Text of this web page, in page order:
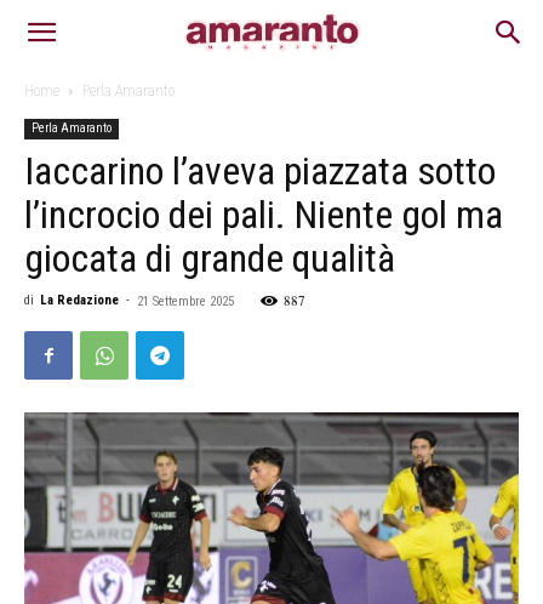
Home Perla Amaranto
Perla Amaranto
Iaccarino l’aveva piazzata sotto
l’incrocio dei pali. Niente gol ma
giocata di grande qualità
di La Redazione - 21 Settembre 2025 887